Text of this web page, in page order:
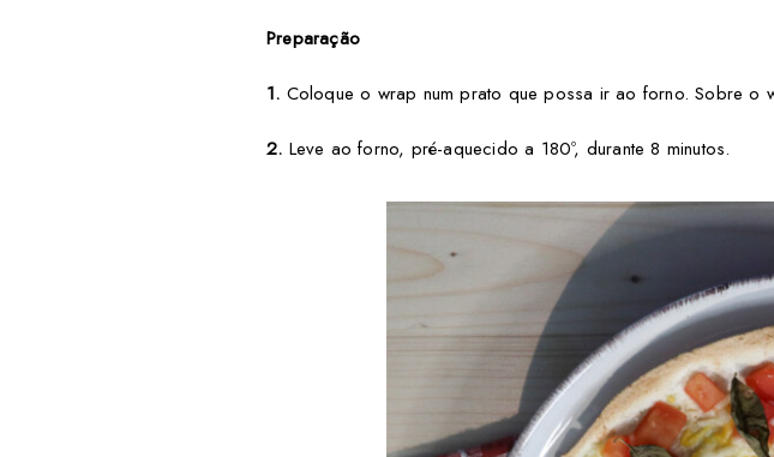
Preparação
1. Coloque o wrap num prato que possa ir ao forno. Sobre o
2. Leve ao forno, pré-aquecido a 180º, durante 8 minutos.